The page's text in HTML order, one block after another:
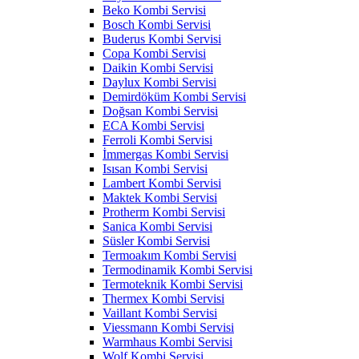
Beko Kombi Servisi
Bosch Kombi Servisi
Buderus Kombi Servisi
Copa Kombi Servisi
Daikin Kombi Servisi
Daylux Kombi Servisi
Demirdöküm Kombi Servisi
Doğsan Kombi Servisi
ECA Kombi Servisi
Ferroli Kombi Servisi
İmmergas Kombi Servisi
Isısan Kombi Servisi
Lambert Kombi Servisi
Maktek Kombi Servisi
Protherm Kombi Servisi
Sanica Kombi Servisi
Süsler Kombi Servisi
Termoakım Kombi Servisi
Termodinamik Kombi Servisi
Termoteknik Kombi Servisi
Thermex Kombi Servisi
Vaillant Kombi Servisi
Viessmann Kombi Servisi
Warmhaus Kombi Servisi
Wolf Kombi Servisi